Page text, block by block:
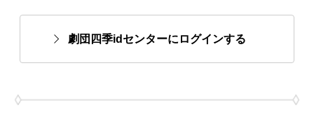
劇団四季idセンターにログインする